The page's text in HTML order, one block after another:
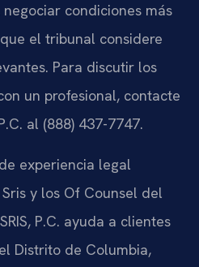
condiciones más
el tribunal considere
Para discutir los
un profesional, contacte
al (888) 437-7747.
experiencia legal
y los Of Counsel del
P.C. ayuda a clientes
Distrito de Columbia,